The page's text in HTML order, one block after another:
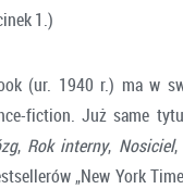
1.)
(ur. 1940 r.) ma w
fiction. Już same
, Rok interny, Nosiciel,
„New York